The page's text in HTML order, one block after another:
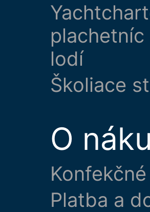
lodí
Školiace
O
Platba a